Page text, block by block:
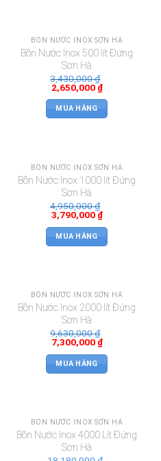
BỒN NƯỚC INOX SƠN HÀ
Bồn Nước Inox 500 lít Đứng
Sơn Hà
3,430,000₫
2,650,000₫
MUA HÀNG
BỒN NƯỚC INOX SƠN HÀ
Bồn Nước Inox 1000 lít Đứng
Sơn Hà
4,950,000₫
3,790,000 ₫
MUA HÀNG
BỒN NƯỚC INOX SƠN HÀ
Bồn Nước Inox 2000 lít Đứng
Sơn Hà
9,630,000₫
7,300,000 ₫
MUA HÀNG
BỒN NƯỚC INOX SƠN HÀ
Bồn Nước Inox 4000 Lít Đứng
Sơn Hà